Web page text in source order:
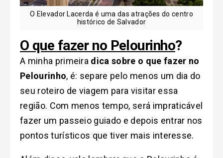
O Elevador Lacerda é uma das atrações do centro
histórico de Salvador
O que fazer no Pelourinho?
A minha primeira dica sobre o que fazer no
Pelourinho, é: separe pelo menos um dia do
seu roteiro de viagem para visitar essa
região. Com menos tempo, será impraticável
fazer um passeio guiado e depois entrar nos
pontos turísticos que tiver mais interesse.